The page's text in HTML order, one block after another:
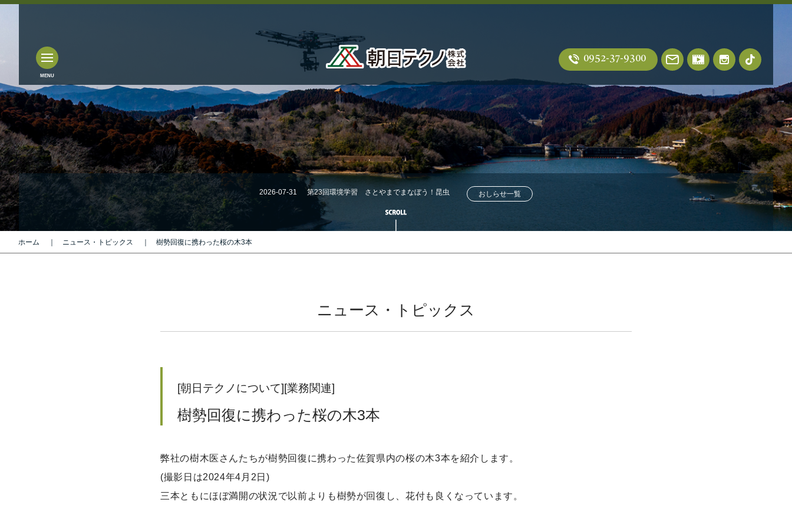
0952-37-9300
2026-07-31
第23回環境学習 さとやまでまなぼう！昆虫
採集にチャレンジ！！
おしらせ一覧
ホーム ニュース・トピックス 樹勢回復に携わった桜の木3本
ニュース・トピックス
[朝日テクノについて][業務関連]
樹勢回復に携わった桜の木3本
弊社の樹木医さんたちが樹勢回復に携わった佐賀県内の桜の木3本を紹介します。
(撮影日は2024年4 月 2 日 )
三本ともにほぼ満開の状況で以前よりも樹勢が回復し、花付も良くなっています。